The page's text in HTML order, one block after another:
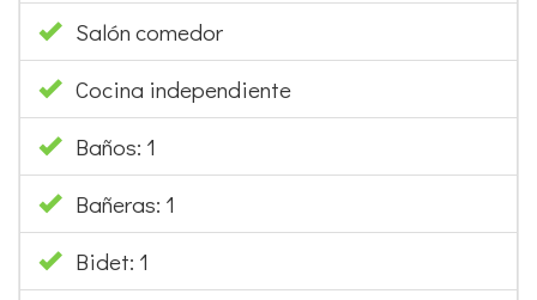
Salón comedor
Cocina independiente
Baños: 1
Bañeras: 1
Bidet: 1